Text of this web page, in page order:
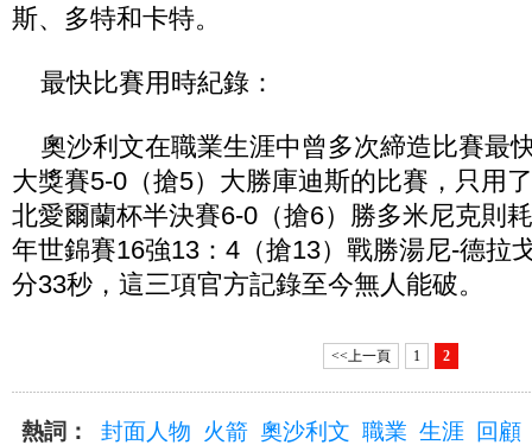
斯、多特和卡特。
最快比賽用時紀錄：
奧沙利文在職業生涯中曾多次締造比賽最
大獎賽5-0（搶5）大勝庫迪斯的比賽，只用
北愛爾蘭杯半決賽6-0（搶6）勝多米尼克則
年世錦賽16強13：4（搶13）戰勝湯尼-德拉
分33秒，這三項官方記錄至今無人能破。
<<上一頁 1 2
熱詞： 封面人物 火箭 奧沙利文 職業 生涯 回顧